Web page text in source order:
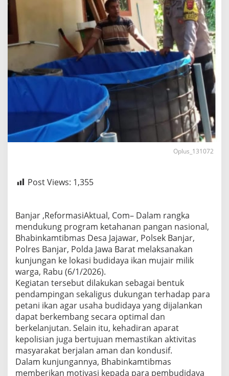
Oplus_131072
Post Views: 1,355
Banjar ,ReformasiAktual, Com– Dalam rangka
mendukung program ketahanan pangan nasional,
Bhabinkamtibmas Desa Jajawar, Polsek Banjar,
Polres Banjar, Polda Jawa Barat melaksanakan
kunjungan ke lokasi budidaya ikan mujair milik
warga, Rabu (6/1/2026).
Kegiatan tersebut dilakukan sebagai bentuk
pendampingan sekaligus dukungan terhadap para
petani ikan agar usaha budidaya yang dijalankan
dapat berkembang secara optimal dan
berkelanjutan. Selain itu, kehadiran aparat
kepolisian juga bertujuan memastikan aktivitas
masyarakat berjalan aman dan kondusif.
Dalam kunjungannya, Bhabinkamtibmas
memberikan motivasi kepada para pembudidaya